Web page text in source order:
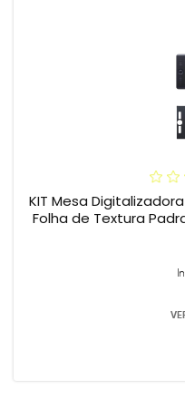
KIT Mesa
Folha de Textura